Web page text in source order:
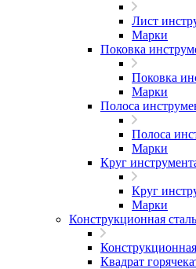
Лист
Марки
Поковка
Поковка
Марки
Полоса
Полоса
Марки
Круг
Круг
Марки
Конструкционная сталь
Квадрат